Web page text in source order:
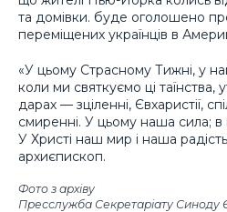
та домівки. буде оголошено
переміщених українців в
«У цьому Страсному Тижні, у
коли ми святкуємо ці таїнства,
дарах — зціленні, Євхаристії,
смиренні. У цьому наша сила;
У Христі наш мир і наша
архиєпископ.
Фото з архіву
Пресслужба Секретаріату Синоду